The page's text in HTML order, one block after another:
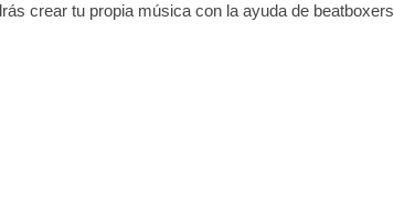
crear tu propia música con la ayuda de beatboxers